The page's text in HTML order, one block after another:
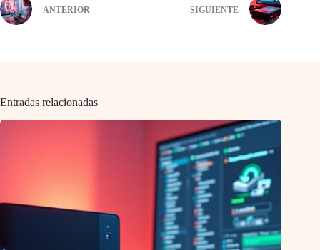
ANTERIOR SIGUIENTE
Entradas relacionadas